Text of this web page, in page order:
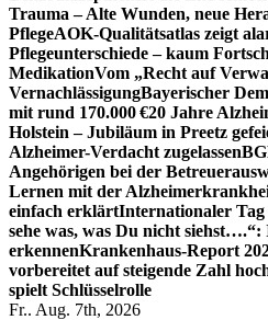
Trauma – Alte Wunden, neue
PflegeAOK-Qualitätsatlas zeigt
Pflegeunterschiede – kaum
MedikationVom „Recht auf
VernachlässigungBayerischer
mit rund 170.000 €20 Jahre
Holstein – Jubiläum in Preetz
Alzheimer-Verdacht zugelassen
Angehörigen bei der
Lernen mit der
einfach erklärtInternationaler Tag
sehe was, was Du nicht siehst….“:
erkennenKrankenhaus-Report
vorbereitet auf steigende Zahl
spielt Schlüsselrolle
Fr.. Aug. 7th, 2026